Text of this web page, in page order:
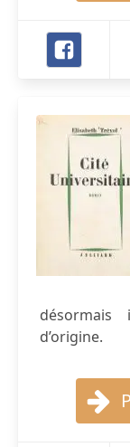
d’origine.